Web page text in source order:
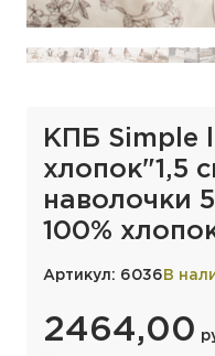
КПБ Simple
хлопок"1,5
наволочки
100%
Артикул: 6036 В
2464,00